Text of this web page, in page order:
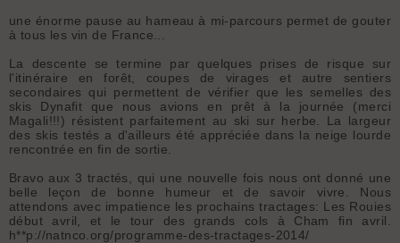
une énorme pause au hameau à mi-parcours permet de gouter
à tous les vin de France...
La descente se termine par quelques prises de risque sur
l'itinéraire en forêt, coupes de virages et autre sentiers
secondaires qui permettent de vérifier que les semelles des
skis Dynafit que nous avions en prêt à la journée (merci
Magali!!!) résistent parfaitement au ski sur herbe. La largeur
des skis testés a d'ailleurs été appréciée dans la neige lourde
rencontrée en fin de sortie.
Bravo aux 3 tractés, qui une nouvelle fois nous ont donné une
belle leçon de bonne humeur et de savoir vivre. Nous
attendons avec impatience les prochains tractages: Les Rouies
début avril, et le tour des grands cols à Cham fin avril.
h**p://natnco.org/programme-des-tractages-2014/